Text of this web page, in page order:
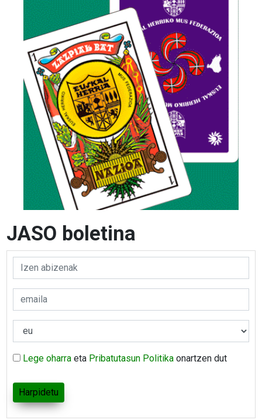
JASO boletina
Lege oharra eta Pribatutasun Politika onartzen dut